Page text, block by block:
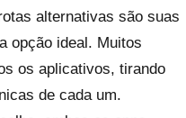
alternativas são suas
opção ideal. Muitos
os aplicativos, tirando
de cada um.